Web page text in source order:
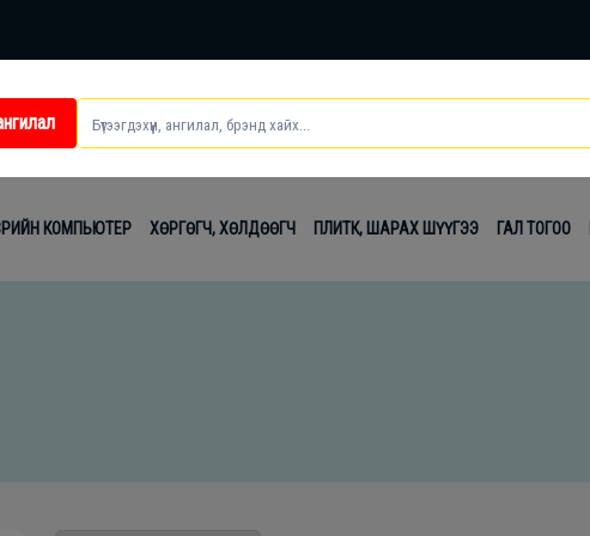
КОМПЬЮТЕР ХӨРГӨГЧ, ХӨЛДӨӨГЧ ПЛИТК, ШАРАХ ШҮҮГЭЭ ГАЛ ТОГОО